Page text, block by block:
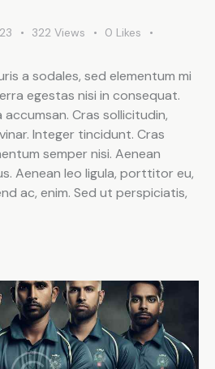
322 Views 0 Likes
a sodales, sed elementum mi
egestas nisi in consequat.
Cras sollicitudin,
Integer tincidunt. Cras
semper nisi. Aenean
Aenean leo ligula, porttitor eu,
ac, enim. Sed ut perspiciatis,